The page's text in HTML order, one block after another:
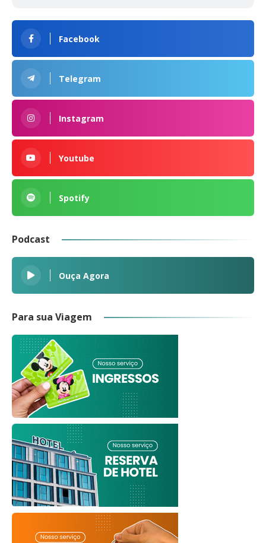
Facebook
Telegram
Instagram
Youtube
Spotify
Podcast
Ouça Agora
Para sua Viagem